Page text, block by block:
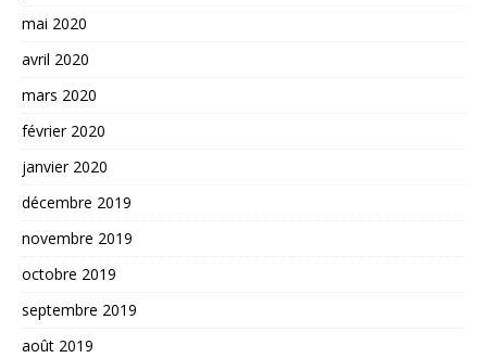
mai 2020
avril 2020
mars 2020
février 2020
janvier 2020
décembre 2019
novembre 2019
octobre 2019
septembre 2019
août 2019